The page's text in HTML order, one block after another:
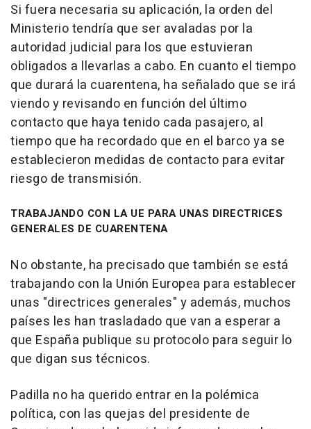
Si fuera necesaria su aplicación, la orden del
Ministerio tendría que ser avaladas por la
autoridad judicial para los que estuvieran
obligados a llevarlas a cabo. En cuanto el tiempo
que durará la cuarentena, ha señalado que se irá
viendo y revisando en función del último
contacto que haya tenido cada pasajero, al
tiempo que ha recordado que en el barco ya se
establecieron medidas de contacto para evitar
riesgo de transmisión.
TRABAJANDO CON LA UE PARA UNAS DIRECTRICES
GENERALES DE CUARENTENA
No obstante, ha precisado que también se está
trabajando con la Unión Europea para establecer
unas "directrices generales" y además, muchos
países les han trasladado que van a esperar a
que España publique su protocolo para seguir lo
que digan sus técnicos.
Padilla no ha querido entrar en la polémica
política, con las quejas del presidente de